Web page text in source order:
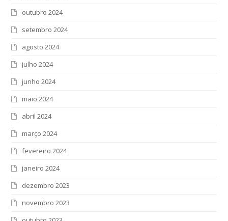
outubro 2024
setembro 2024
agosto 2024
julho 2024
junho 2024
maio 2024
abril 2024
março 2024
fevereiro 2024
janeiro 2024
dezembro 2023
novembro 2023